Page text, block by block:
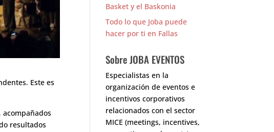
Este es
acompañados
resultados
Basket y el Baskonia
Todo lo que Joba puede
hacer por ti en Fallas
Sobre JOBA EVENTOS
Especialistas en la
organización de eventos e
incentivos corporativos
relacionados con el sector
MICE (meetings, incentives,